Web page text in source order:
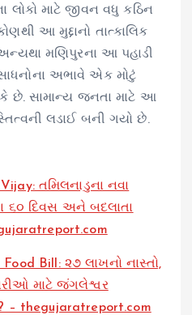
લોકો માટે જીવન વધુ કઠિન
આ મુદ્દાનો તાત્કાલિક
મણિપુરના આ પહાડી
અભાવે એક મોટું
છે. સામાન્ય જનતા માટે આ
લડાઈ બની ગયો છે.
તમિલનાડુના નવા
૬૦ દિવસ અને બદલાતા
Bill: ૨૭ લાખનો નાસ્તો,
માટે જંગલેશ્વર
– thegujaratreport.com